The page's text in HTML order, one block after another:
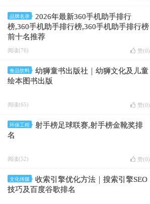
品牌名录
2026年最新360手机助手排行
榜,360手机助手排行榜,360手机助手排行榜
前十名推荐
阅读(76) 赞(0)
食品饮料
幼狮童书出版社｜幼狮文化及儿童
绘本图书出版
阅读(65) 赞(0)
环保工程
射手榜足球联赛,射手榜金靴奖排
名
阅读(52) 赞(0)
文化传媒
收索引擎优化方法｜搜索引擎SEO
技巧及百度谷歌排名